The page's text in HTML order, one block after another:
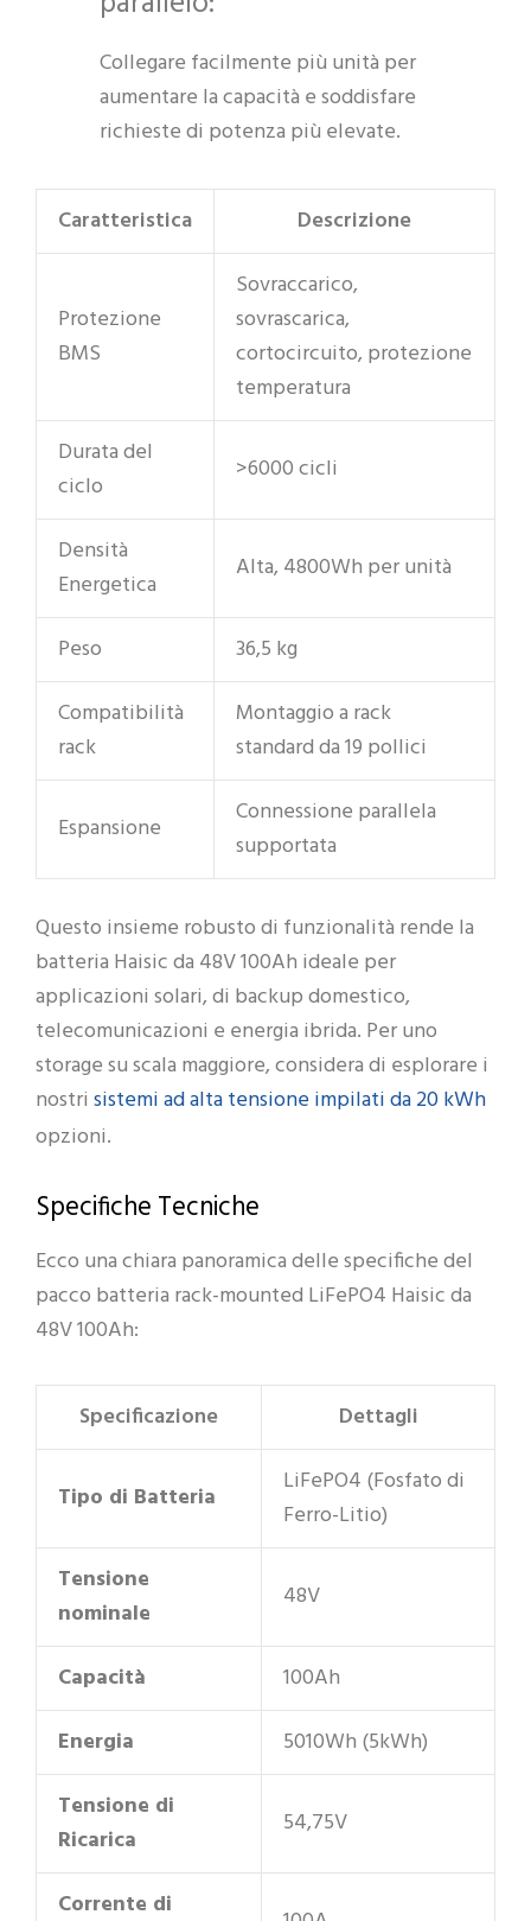
Collegare facilmente più unità per
aumentare la capacità e soddisfare
richieste di potenza più elevate.
Caratteristica Descrizione
Protezione
BMS
Sovraccarico,
sovrascarica,
cortocircuito, protezione
temperatura
Durata del
ciclo
>6000 cicli
Densità
Energetica
Alta, 4800Wh per unità
Peso
36,5 kg
Compatibilità
rack
Montaggio a rack
standard da 19 pollici
Espansione
Connessione parallela
supportata
Questo insieme robusto di funzionalità rende la
batteria Haisic da 48V 100Ah ideale per
applicazioni solari, di backup domestico,
telecomunicazioni e energia ibrida. Per uno
storage su scala maggiore, considera di esplorare i
nostri sistemi ad alta tensione impilati da 20 kWh
opzioni.
Specifiche Tecniche
Ecco una chiara panoramica delle specifiche del
pacco batteria rack-mounted LiFePO4 Haisic da
48V 100Ah:
Specificazione Dettagli
Tipo di Batteria
LiFePO4 (Fosfato di
Ferro-Litio)
Tensione
nominale
48V
Capacità
100Ah
Energia
5010Wh (5kWh)
Tensione di
Ricarica
54,75V
Corrente di